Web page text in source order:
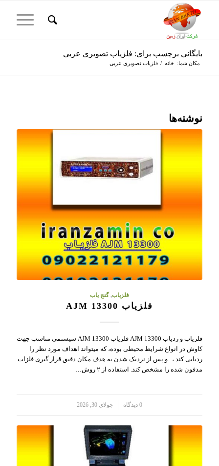
بایگانی برچسب برای: فلزیاب تصویری عربی
مکان شما: خانه / فلزیاب تصویری عربی
نوشته‌ها
فلزیاب,گنج یاب
فلزیاب AJM 13300
فلزیاب و ردیاب AJM 13300 فلزیاب AJM 13300 سیستمی مناسب جهت
کاوش در انواع شرایط محیطی بوده، که میتواند اهداف مورد نظر را
ردیابی کند ، و پس از نزدیک شدن به هدف مکان دقیق قرار گیری فلزات
مدفون شده را مشخص کند. استفاده از ۲ روش…
0 دیدگاه جولای 30, 2026